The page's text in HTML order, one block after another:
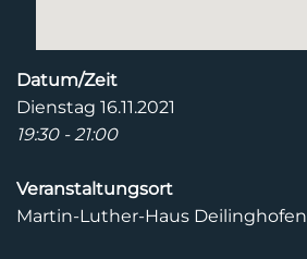
Datum/Zeit
Dienstag 16.11.2021
19:30 - 21:00
Veranstaltungsort
Martin-Luther-Haus Deilinghofen